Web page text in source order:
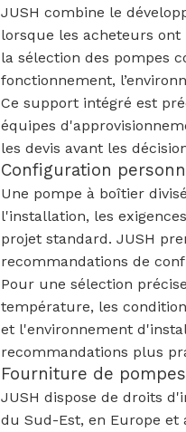
JUSH combine le
lorsque les acheteurs ont
la sélection des pompes
fonctionnement,
Ce support intégré est
équipes
les devis avant les
Configuration
Une pompe à boîtier
l'installation, les
projet standard. JUSH
recommandations de
Pour une sélection
température, les
et l'environnement
recommandations plus
Fourniture de
JUSH dispose de droits
du Sud-Est, en Europe